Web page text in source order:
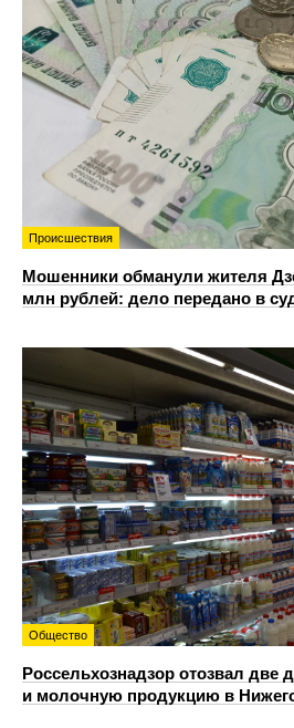
Происшествия
Мошенники обманули жителя
млн рублей: дело передано в
Общество
Россельхознадзор отозвал две
и молочную продукцию в